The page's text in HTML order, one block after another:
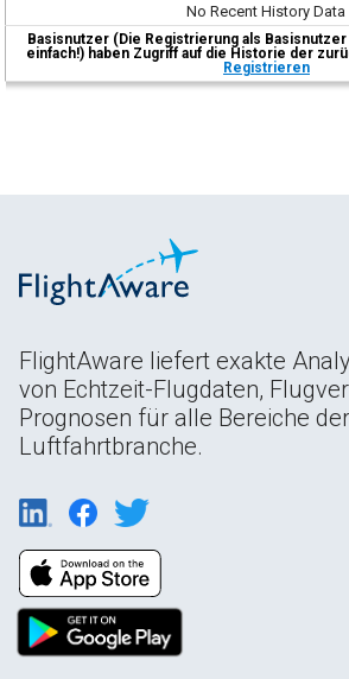
No Recent History Data
Basisnutzer (Die Registrierung als
einfach!) haben Zugriff auf die Historie der
Registrieren
FlightAware liefert exakte
von Echtzeit-Flugdaten,
Prognosen für alle Bereiche der
Luftfahrtbranche.